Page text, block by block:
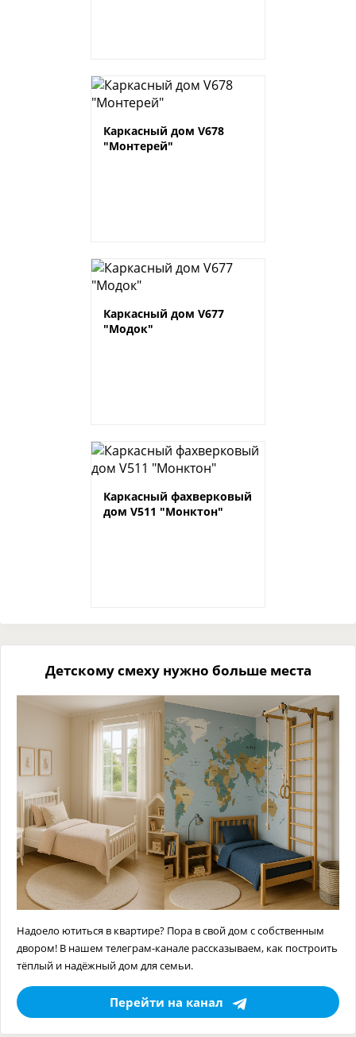
Каркасный дом V678
"Монтерей"
Каркасный дом V677
"Модок"
Каркасный фахверковый
дом V511 "Монктон"
Детскому смеху нужно больше места
Надоело ютиться в квартире? Пора в свой дом с собственным
двором! В нашем телеграм-канале рассказываем, как построить
тёплый и надёжный дом для семьи.
Перейти на канал